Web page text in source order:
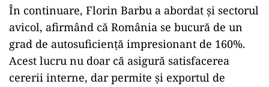
În continuare, Florin Barbu a abordat și sectorul
avicol, afirmând că România se bucură de un
grad de autosuficiență impresionant de 160%.
Acest lucru nu doar că asigură satisfacerea
cererii interne, dar permite și exportul de